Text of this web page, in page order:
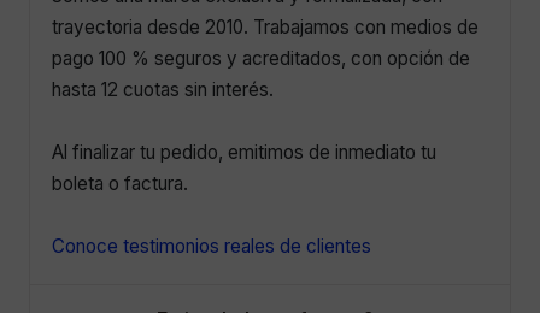
trayectoria desde 2010. Trabajamos con medios de
pago 100 % seguros y acreditados, con opción de
hasta 12 cuotas sin interés.
Al finalizar tu pedido, emitimos de inmediato tu
boleta o factura.
Conoce testimonios reales de clientes